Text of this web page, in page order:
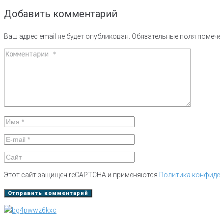
Добавить комментарий
Ваш адрес email не будет опубликован. Обязательные поля
Этот сайт защищен reCAPTCHA и применяются Политика